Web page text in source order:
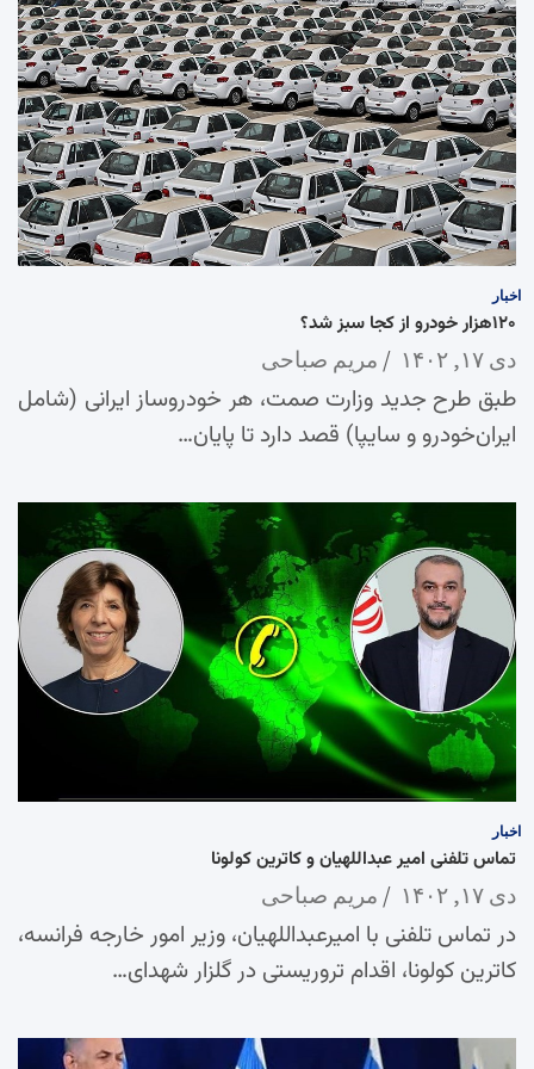
اخبار
۱۲۰هزار خودرو از کجا سبز شد؟
دی ۱۷, ۱۴۰۲ مریم صباحی
طبق طرح جدید وزارت صمت، هر خودروساز ایرانی (شامل
ایران‌خودرو و سایپا) قصد دارد تا پایان…
اخبار
تماس تلفنی امیر عبداللهیان و کاترین کولونا
دی ۱۷, ۱۴۰۲ مریم صباحی
در تماس تلفنی با امیرعبداللهیان، وزیر امور خارجه فرانسه،
کاترین کولونا، اقدام تروریستی در گلزار شهدای…